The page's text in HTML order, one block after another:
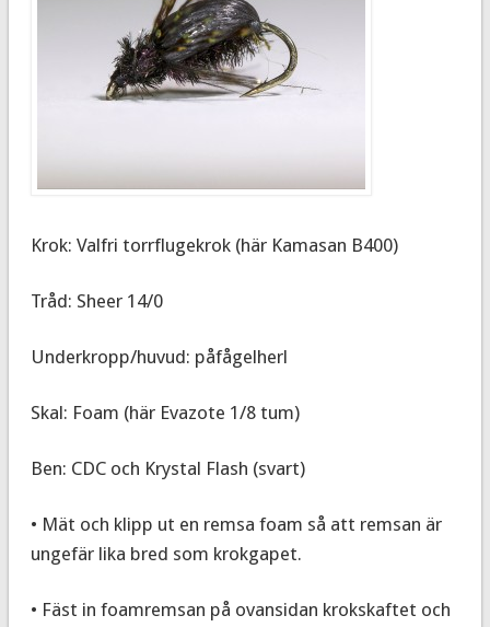
Krok: Valfri torrflugekrok (här Kamasan B400)
Tråd: Sheer 14/0
Underkropp/huvud: påfågelherl
Skal: Foam (här Evazote 1/8 tum)
Ben: CDC och Krystal Flash (svart)
• Mät och klipp ut en remsa foam så att remsan är
ungefär lika bred som krokgapet.
• Fäst in foamremsan på ovansidan krokskaftet och